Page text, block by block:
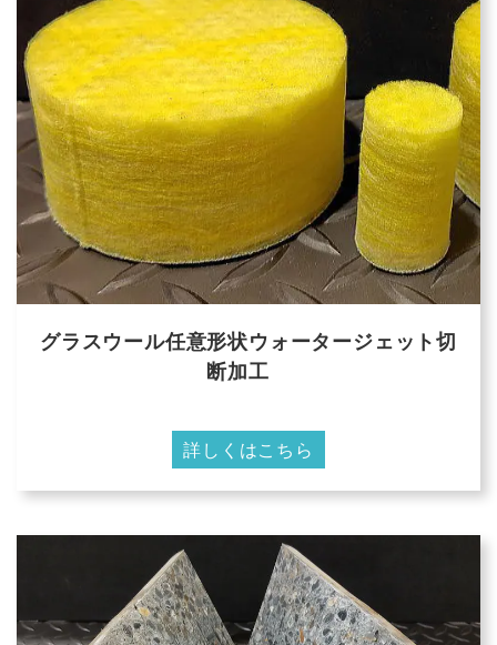
グラスウール任意形状ウォータージェット切
断加工
詳しくはこちら